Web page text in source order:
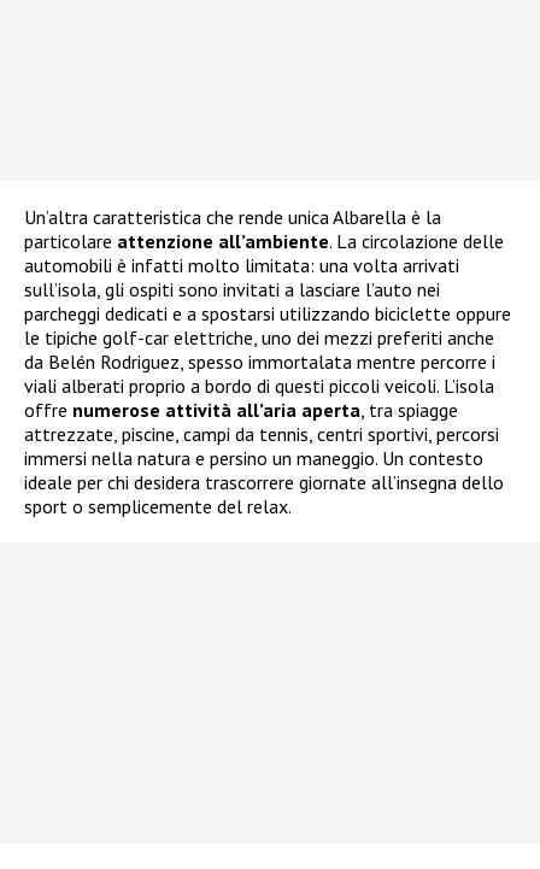
Un’altra caratteristica che rende unica Albarella è la
particolare attenzione all’ambiente. La circolazione delle
automobili è infatti molto limitata: una volta arrivati
sull’isola, gli ospiti sono invitati a lasciare l’auto nei
parcheggi dedicati e a spostarsi utilizzando biciclette oppure
le tipiche golf-car elettriche, uno dei mezzi preferiti anche
da Belén Rodriguez, spesso immortalata mentre percorre i
viali alberati proprio a bordo di questi piccoli veicoli. L’isola
offre numerose attività all’aria aperta, tra spiagge
attrezzate, piscine, campi da tennis, centri sportivi, percorsi
immersi nella natura e persino un maneggio. Un contesto
ideale per chi desidera trascorrere giornate all’insegna dello
sport o semplicemente del relax.